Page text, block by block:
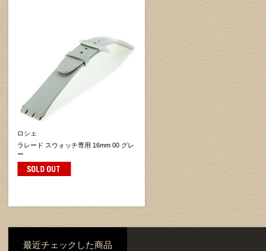
ロシェ
ラレード スウォッチ専用 16mm 00 グレ
ー
最近チェックした商品